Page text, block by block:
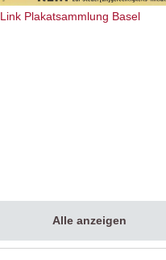
Link Plakatsammlung Basel
Alle anzeigen